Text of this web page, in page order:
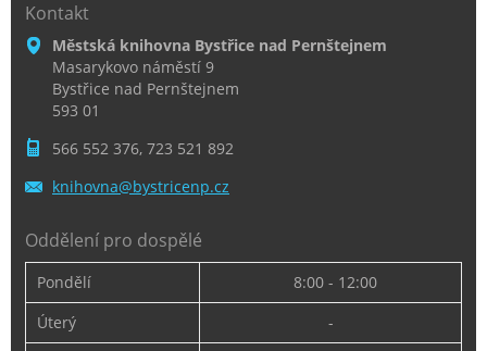
Kontakt
Městská knihovna Bystřice nad Pernštejnem
Masarykovo náměstí 9
Bystřice nad Pernštejnem
593 01
566 552 376, 723 521 892
knihovna@bystricenp.cz
Oddělení pro dospělé
Pondělí
8:00 - 12:00
Úterý
-